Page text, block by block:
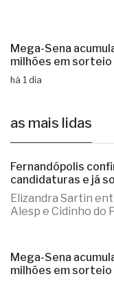
Mega-Sena
milhões em sorteio
há 1 dia
as mais lidas
Fernandópolis
candidaturas e já
Elizandra Sartin
Alesp e Cidinho do
Mega-Sena
milhões em sorteio